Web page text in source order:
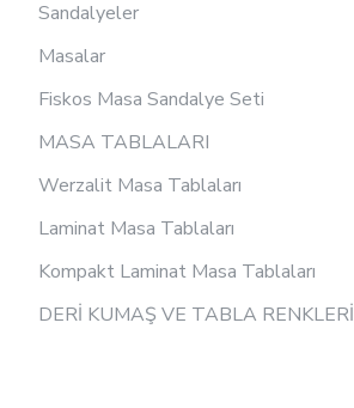
Sandalyeler
Masalar
Fiskos Masa Sandalye Seti
MASA TABLALARI
Werzalit Masa Tablaları
Laminat Masa Tablaları
Kompakt Laminat Masa Tablaları
DERİ KUMAŞ VE TABLA RENKLERİ